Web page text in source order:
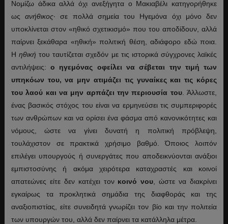
Νομίζω άδικα αλλά όχι ανεξήγητα ο Μακιαβέλι κατηγορήθηκε
ωςανήθικος· σε πολλά σημεία του Ηγεμόνα όχι μόνο δεν
υποκλίνεται στον «ηθικό σχετικισμό» που του αποδίδουν, αλλά
παίρνει ξεκάθαρα «ηθική» πολιτική θέση, αδιάφορο εδώ ποια.
Η ηθική του ταυτίζεται σχεδόν με τις ιστορικά σύγχρονες λαϊκές
αντιλήψεις:ο ηγεμόνας οφείλει να σέβεται την τιμή των
υπηκόων του, να μην ατιμάζει τις γυναίκες και τις κόρες
του λαού και να μην αρπάζει την περιουσία του. Άλλωστε,
ένας βασικός στόχος του είναι να ερμηνεύσει τις συμπεριφορές
των ανθρώπων και να ορίσει ένα φάσμα από κανονικότητες και
νόμους, ώστε να γίνει δυνατή η πολιτική πρόβλεψη,
τουλάχιστον σε πρακτικά χρήσιμο βαθμό. Όποιος λοιπόν
επιλέγει υπουργούς ή συνεργάτες που αποδεικνύονται ανάξιοι
εμπιστοσύνης ή ακόμα χειρότερα καταχραστές και κοινοί
απατεώνες είτε δεν κατέχει τον κοινό νου , ώστε να διακρίνει
εγκαίρως τα προκλητικά σημάδια της διαφθοράς και της
αναξιοπιστίας, είτε συνειδητά γνωρίζει τον βίο και την πολιτεία
των υπουργών του, αλλά δεν παίρνει τα κατάλληλα μέτρα.